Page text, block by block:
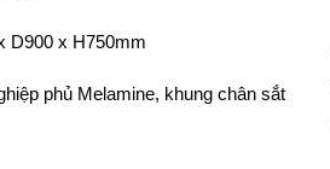
D900 x H750mm
phủ Melamine, khung chân sắt